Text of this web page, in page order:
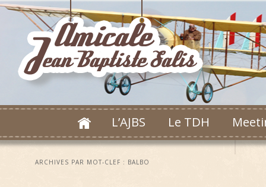
L’AJBS Le TDH
ARCHIVES PAR MOT-CLEF : BALBO